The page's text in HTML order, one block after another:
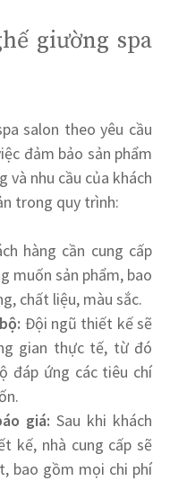
giường spa
salon theo yêu cầu
đảm bảo sản phẩm
và nhu cầu của khách
trong quy trình:
hàng cần cung cấp
muốn sản phẩm, bao
chất liệu, màu sắc.
Đội ngũ thiết kế sẽ
gian thực tế, từ đó
đáp ứng các tiêu chí
giá: Sau khi khách
kế, nhà cung cấp sẽ
bao gồm mọi chi phí